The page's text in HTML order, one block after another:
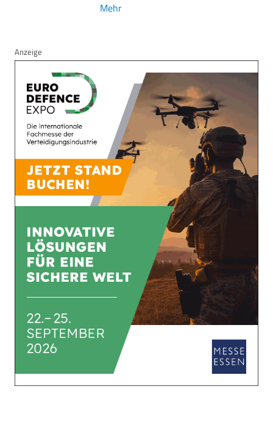
Mehr
Anzeige